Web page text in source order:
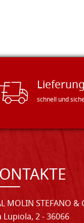
Lieferung
schnell und
MOLIN STEFANO &
Lupiola, 2 - 36066